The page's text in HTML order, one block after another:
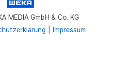
MEDIA GmbH & Co. KG
Impressum